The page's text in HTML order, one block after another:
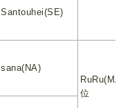
Santouhei(SE)
sana(NA)
位